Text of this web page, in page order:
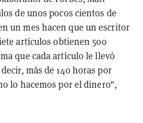
de unos pocos cientos de
un mes hacen que un escritor
artículos obtienen 500
que cada artículo le llevó
más de 140 horas por
lo hacemos por el dinero",